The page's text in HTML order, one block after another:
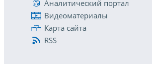
Аналитический портал
Видеоматериалы
Карта сайта
RSS